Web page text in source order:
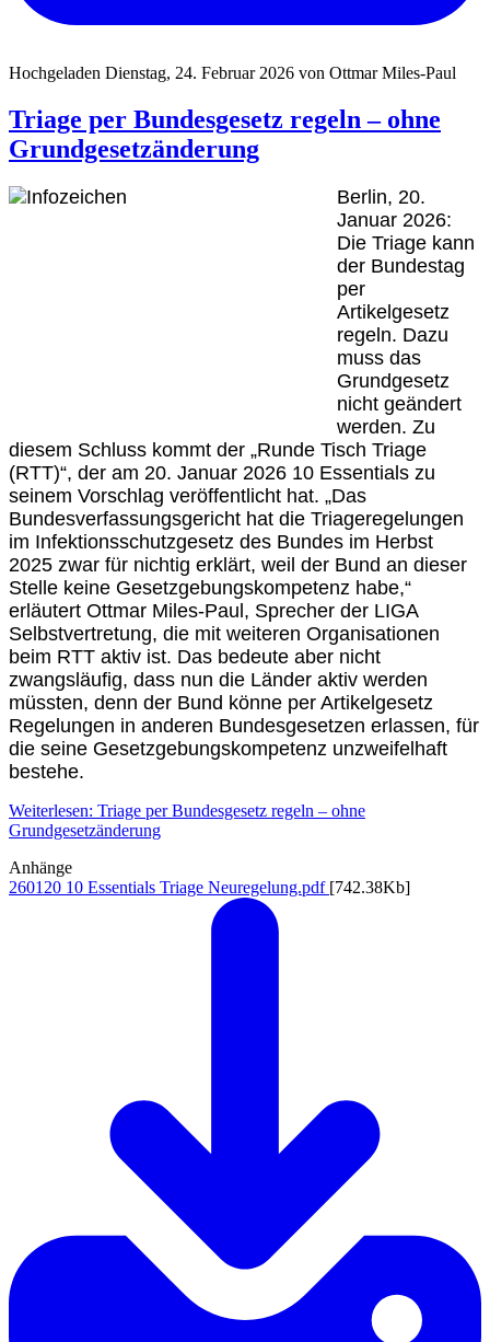
Hochgeladen Dienstag, 24. Februar 2026 von Ottmar Miles-Paul
Triage per Bundesgesetz regeln – ohne
Grundgesetzänderung
Berlin, 20.
Januar 2026:
Die Triage kann
der Bundestag
per
Artikelgesetz
regeln. Dazu
muss das
Grundgesetz
nicht geändert
werden. Zu
diesem Schluss kommt der „Runde Tisch Triage
(RTT)“, der am 20. Januar 2026 10 Essentials zu
seinem Vorschlag veröffentlicht hat. „Das
Bundesverfassungsgericht hat die Triageregelungen
im Infektionsschutzgesetz des Bundes im Herbst
2025 zwar für nichtig erklärt, weil der Bund an dieser
Stelle keine Gesetzgebungskompetenz habe,“
erläutert Ottmar Miles-Paul, Sprecher der LIGA
Selbstvertretung, die mit weiteren Organisationen
beim RTT aktiv ist. Das bedeute aber nicht
zwangsläufig, dass nun die Länder aktiv werden
müssten, denn der Bund könne per Artikelgesetz
Regelungen in anderen Bundesgesetzen erlassen, für
die seine Gesetzgebungskompetenz unzweifelhaft
bestehe.
Weiterlesen: Triage per Bundesgesetz regeln – ohne
Grundgesetzänderung
Anhänge
260120 10 Essentials Triage Neuregelung.pdf [742.38Kb]